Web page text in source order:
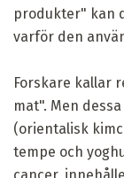
produkter" kan
varför den
Forskare kallar
mat". Men
(orientalisk
tempe och